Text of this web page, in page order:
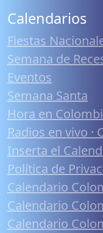
Calendarios
Fiestas
Semana de
Eventos
Semana Santa
Hora en
Radios en vivo ·
Inserta el
Política de
Calendario
Calendario
Calendario